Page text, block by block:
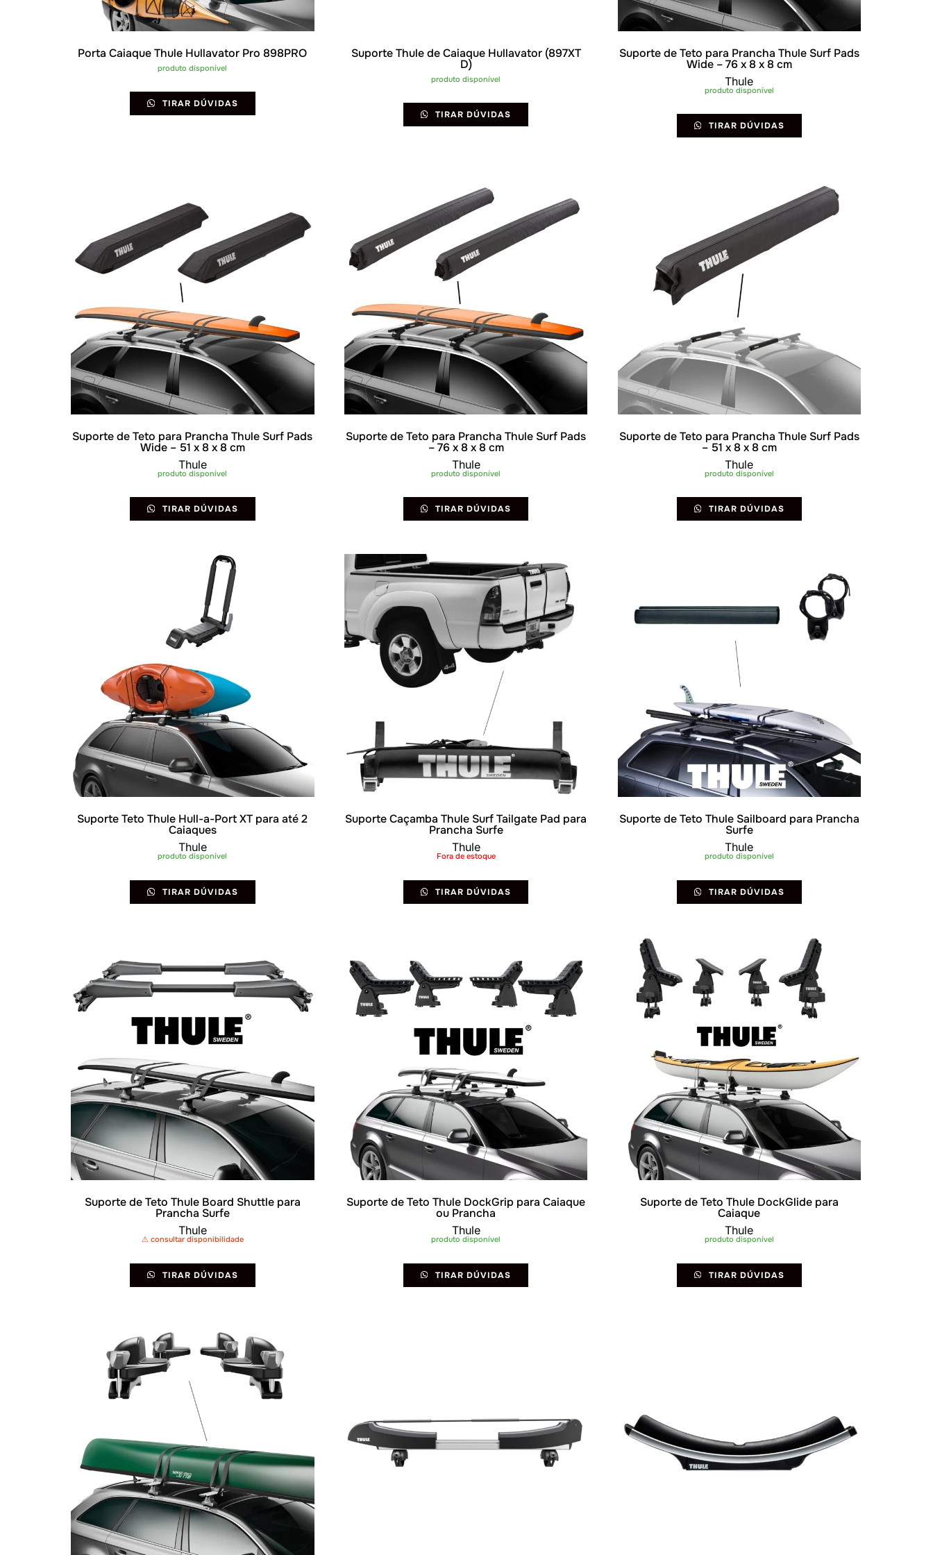
Porta Caiaque Thule Hullavator Pro 898PRO
produto disponível
TIRAR DÚVIDAS
Suporte Thule de Caiaque Hullavator (897XT
D)
produto disponível
TIRAR DÚVIDAS
Suporte de Teto para Prancha Thule Surf Pads
Wide – 76 x 8 x 8 cm
Thule
produto disponível
TIRAR DÚVIDAS
Suporte de Teto para Prancha Thule Surf Pads
Wide – 51 x 8 x 8 cm
Thule
produto disponível
TIRAR DÚVIDAS
Suporte de Teto para Prancha Thule Surf Pads
– 76 x 8 x 8 cm
Thule
produto disponível
TIRAR DÚVIDAS
Suporte de Teto para Prancha Thule Surf Pads
– 51 x 8 x 8 cm
Thule
produto disponível
TIRAR DÚVIDAS
Suporte Teto Thule Hull-a-Port XT para até 2
Caiaques
Thule
produto disponível
TIRAR DÚVIDAS
Suporte Caçamba Thule Surf Tailgate Pad para
Prancha Surfe
Thule
Fora de estoque
TIRAR DÚVIDAS
Suporte de Teto Thule Sailboard para Prancha
Surfe
Thule
produto disponível
TIRAR DÚVIDAS
Suporte de Teto Thule Board Shuttle para
Prancha Surfe
Thule
⚠ consultar disponibilidade
TIRAR DÚVIDAS
Suporte de Teto Thule DockGrip para Caiaque
ou Prancha
Thule
produto disponível
TIRAR DÚVIDAS
Suporte de Teto Thule DockGlide para
Caiaque
Thule
produto disponível
TIRAR DÚVIDAS